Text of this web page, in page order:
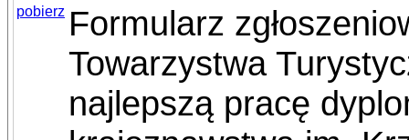
pobierz Formularz
Towarzystwa
najlepszą pracę